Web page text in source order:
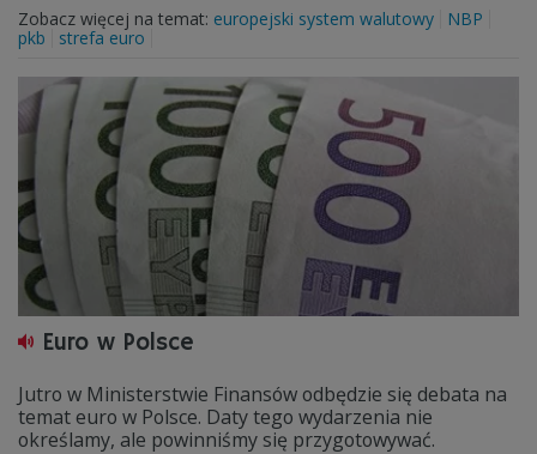
Zobacz więcej na temat: europejski system walutowy
NBP
pkb
strefa euro
Euro w Polsce
Jutro w Ministerstwie Finansów odbędzie się debata na
temat euro w Polsce. Daty tego wydarzenia nie
określamy, ale powinniśmy się przygotowywać.